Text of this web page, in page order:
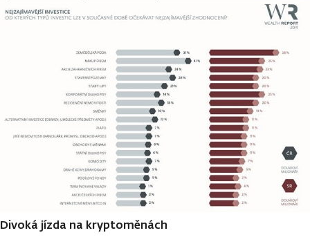
Divoká jízda na kryptoměnách